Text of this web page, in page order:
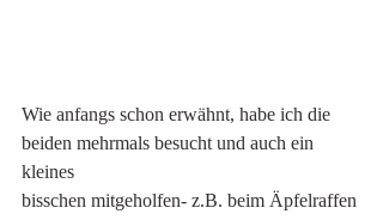
Wie anfangs schon erwähnt, habe ich die
beiden mehrmals besucht und auch ein
kleines
bisschen mitgeholfen- z.B. beim Äpfelraffen